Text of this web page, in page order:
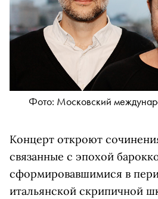
Фото: Московский
Концерт откроют
связанные с эпохой
сформировавшимися в
итальянской скрипичной